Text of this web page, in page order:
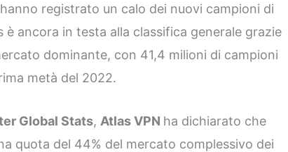
hanno registrato un calo dei nuovi campioni di
è ancora in testa alla classifica generale grazie
dominante, con 41,4 milioni di campioni
metà del 2022.
Global Stats, Atlas VPN ha dichiarato che
quota del 44% del mercato complessivo dei